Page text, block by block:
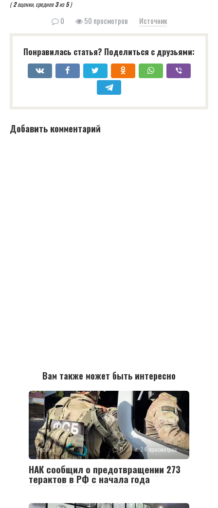
(2оценки, среднее3из5)
0 50 просмотров Источник
Понравилась статья? Поделиться с друзьями:
Добавить комментарий
Вам также может быть интересно
Россия 0 24 просмотров
НАК сообщил о предотвращении 273
терактов в РФ с начала года